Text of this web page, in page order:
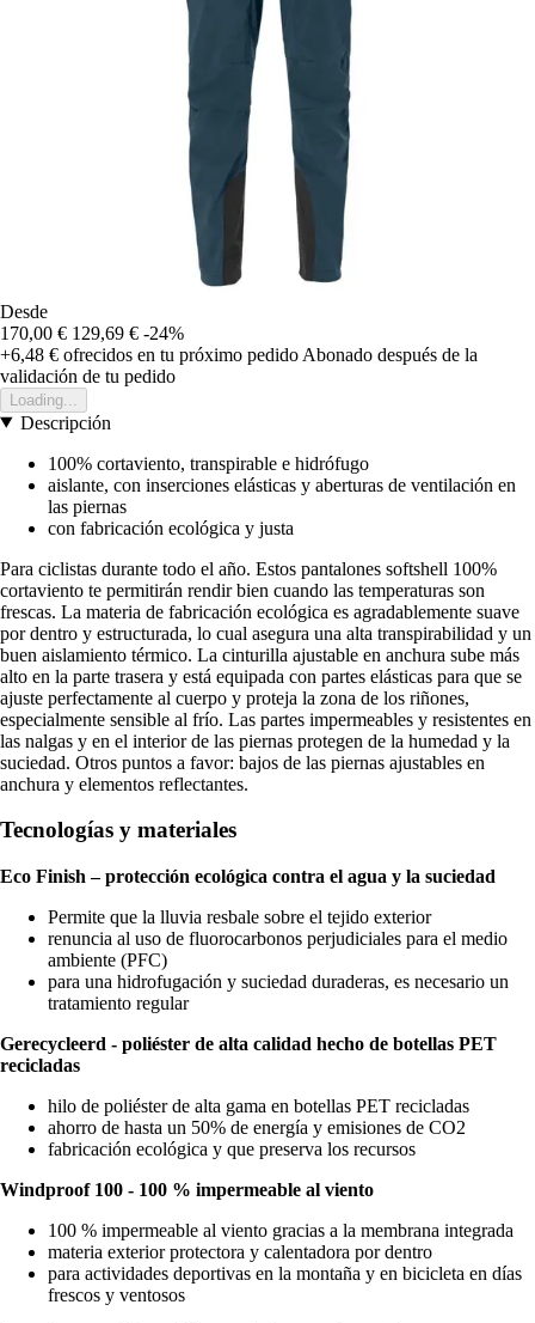
Desde
170,00 € 129,69 € -24%
+6,48 € ofrecidos en tu próximo pedido Abonado después de la
validación de tu pedido
Loading...
Descripción
100% cortaviento, transpirable e hidrófugo
aislante, con inserciones elásticas y aberturas de ventilación en
las piernas
con fabricación ecológica y justa
Para ciclistas durante todo el año. Estos pantalones softshell 100%
cortaviento te permitirán rendir bien cuando las temperaturas son
frescas. La materia de fabricación ecológica es agradablemente suave
por dentro y estructurada, lo cual asegura una alta transpirabilidad y un
buen aislamiento térmico. La cinturilla ajustable en anchura sube más
alto en la parte trasera y está equipada con partes elásticas para que se
ajuste perfectamente al cuerpo y proteja la zona de los riñones,
especialmente sensible al frío. Las partes impermeables y resistentes en
las nalgas y en el interior de las piernas protegen de la humedad y la
suciedad. Otros puntos a favor: bajos de las piernas ajustables en
anchura y elementos reflectantes.
Tecnologías y materiales
Eco Finish – protección ecológica contra el agua y la suciedad
Permite que la lluvia resbale sobre el tejido exterior
renuncia al uso de fluorocarbonos perjudiciales para el medio
ambiente (PFC)
para una hidrofugación y suciedad duraderas, es necesario un
tratamiento regular
Gerecycleerd - poliéster de alta calidad hecho de botellas PET
recicladas
hilo de poliéster de alta gama en botellas PET recicladas
ahorro de hasta un 50% de energía y emisiones de CO2
fabricación ecológica y que preserva los recursos
Windproof 100 - 100 % impermeable al viento
100 % impermeable al viento gracias a la membrana integrada
materia exterior protectora y calentadora por dentro
para actividades deportivas en la montaña y en bicicleta en días
frescos y ventosos